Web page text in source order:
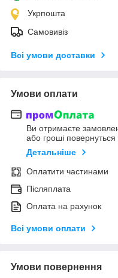
Укрпошта
Самовивіз
Всі умови доставки
Умови оплати
Ви отримаєте
або гроші
Детальніше
Оплатити частинами
Післяплата
Оплата на рахунок
Всі умови оплати
Умови повернення